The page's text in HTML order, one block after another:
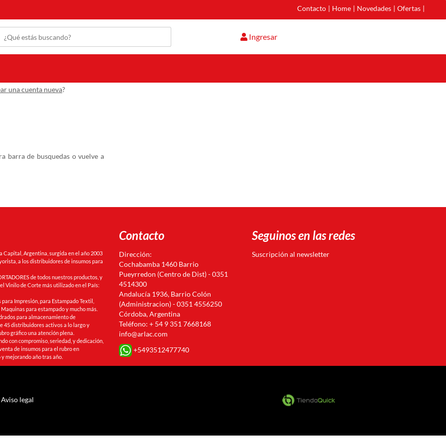
Contacto | Home | Novedades | Ofertas |
Ingresar
una cuenta nueva?
barra de busquedas o vuelve a
Capital, Argentina, surgida en el año 2003
a los distribuidores de insumos para
de todos nuestros productos, y
Vinilo de Corte más utilizado en el País:
Impresión, para Estampado Textil,
para estampado y mucho más.
para almacenamiento de
45 distribuidores activos a lo largo y
gráfico una atención plena.
con compromiso, seriedad, y dedicación,
de insumos para el rubro en
mejorando año tras año.
Contacto
Dirección:
Cochabamba 1460 Barrio
Pueyrredon (Centro de Dist) - 0351
4514300
Andalucía 1936, Barrio Colón
(Administracion) - 0351 4556250
Córdoba, Argentina
Teléfono: + 54 9 351 7668168
info@arlac.com
+5493512477740
Seguinos en las redes
Suscripción al newsletter
Aviso legal